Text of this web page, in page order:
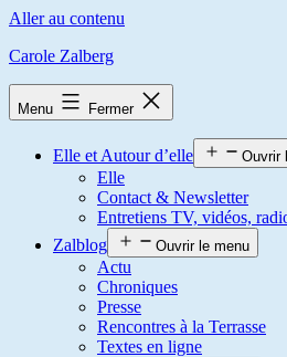
Aller au contenu
Carole Zalberg
Menu Fermer
Elle et Autour d’elle Ouvrir
Elle
Contact & Newsletter
Entretiens TV, vidéos,
Zalblog
Ouvrir le menu
Actu
Chroniques
Presse
Rencontres à la Terrasse
Textes en ligne